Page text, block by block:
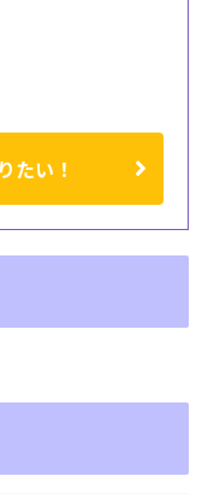
たい！